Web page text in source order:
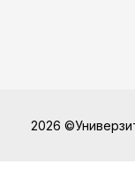
2026